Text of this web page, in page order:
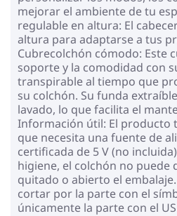
mejorar el ambiente de tu
regulable en altura: El
altura para adaptarse a tus
Cubrecolchón cómodo: Este
soporte y la comodidad con
transpirable al tiempo que
su colchón. Su funda
lavado, lo que facilita el
Información útil: El producto
que necesita una fuente de
certificada de 5 V (no
higiene, el colchón no puede
quitado o abierto el
cortar por la parte con el
únicamente la parte con el